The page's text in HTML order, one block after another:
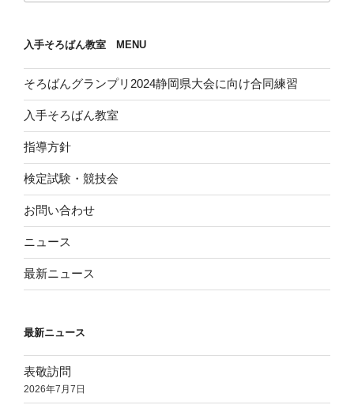
入手そろばん教室 MENU
そろばんグランプリ2024静岡県大会に向け合同練習
入手そろばん教室
指導方針
検定試験・競技会
お問い合わせ
ニュース
最新ニュース
最新ニュース
表敬訪問
2026年7月7日